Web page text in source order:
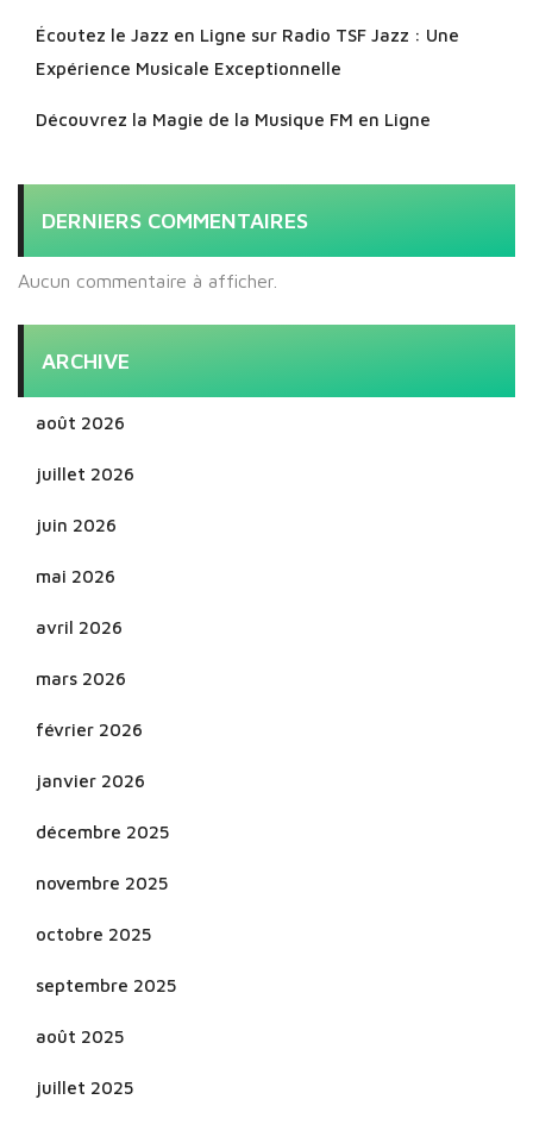
Écoutez le Jazz en Ligne sur Radio TSF Jazz : Une
Expérience Musicale Exceptionnelle
Découvrez la Magie de la Musique FM en Ligne
DERNIERS COMMENTAIRES
Aucun commentaire à afficher.
ARCHIVE
août 2026
juillet 2026
juin 2026
mai 2026
avril 2026
mars 2026
février 2026
janvier 2026
décembre 2025
novembre 2025
octobre 2025
septembre 2025
août 2025
juillet 2025